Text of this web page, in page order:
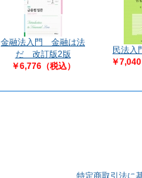
金融法入門 金融は法
だ 改訂版2版
￥6,776（税込）
民法
￥
特定商取引法に